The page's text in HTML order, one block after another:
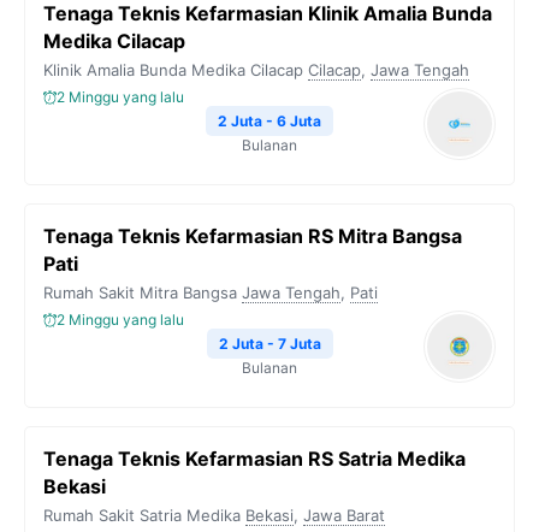
Tenaga Teknis Kefarmasian Klinik Amalia Bunda
Medika Cilacap
Klinik Amalia Bunda Medika Cilacap Cilacap, Jawa Tengah
2 Minggu yang lalu
2 Juta - 6 Juta
Bulanan
Tenaga Teknis Kefarmasian RS Mitra Bangsa
Pati
Rumah Sakit Mitra Bangsa Jawa Tengah, Pati
2 Minggu yang lalu
2 Juta - 7 Juta
Bulanan
Tenaga Teknis Kefarmasian RS Satria Medika
Bekasi
Rumah Sakit Satria Medika Bekasi, Jawa Barat